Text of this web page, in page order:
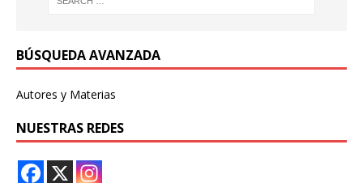
BÚSQUEDA AVANZADA
Autores y Materias
NUESTRAS REDES